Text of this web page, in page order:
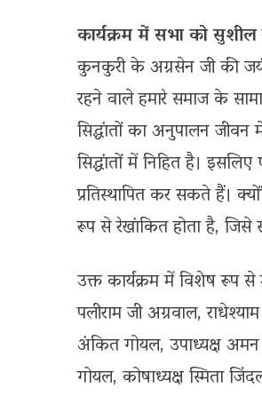
कार्यक्रम में सभा को
कुनकुरी के अग्रसेन जी की
रहने वाले हमारे समाज के
सिद्धांतों का अनुपालन जीवन
सिद्धांतों में निहित है।
प्रतिस्थापित कर सकते हैं।
रूप से रेखांकित होता है,
उक्त कार्यक्रम में विशेष रूप से
पलीराम जी अग्रवाल,
अंकित गोयल, उपाध्यक्ष अमन
गोयल, कोषाध्यक्ष स्मिता